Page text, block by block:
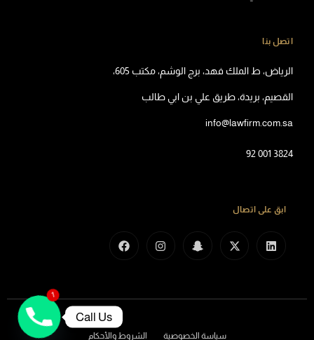
اتصل بنا
الرياض، ط الملك فهد، برج الوشم، مكتب 605،
القصيم، بريدة، طريق علي بن ابي طالب
info@lawfirm.com.sa
92 001 3824
ابق على اتصال
سياسة الخصوصية الشروط والأحكام
1
Call Us